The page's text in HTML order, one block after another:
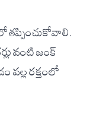
తప్పించుకోవాలి.
వంటి జంక్
వల్ల రక్తంలో